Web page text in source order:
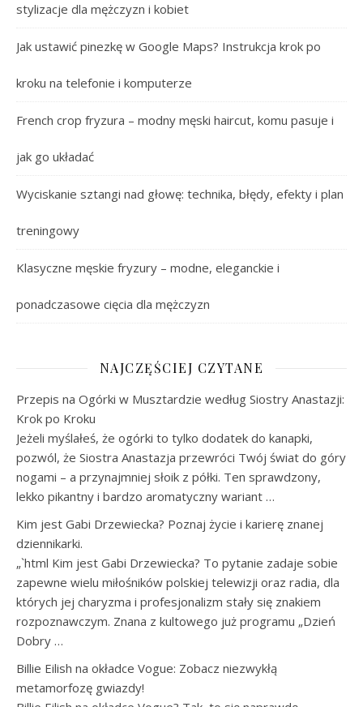
stylizacje dla mężczyzn i kobiet
Jak ustawić pinezkę w Google Maps? Instrukcja krok po
kroku na telefonie i komputerze
French crop fryzura – modny męski haircut, komu pasuje i
jak go układać
Wyciskanie sztangi nad głowę: technika, błędy, efekty i plan
treningowy
Klasyczne męskie fryzury – modne, eleganckie i
ponadczasowe cięcia dla mężczyzn
NAJCZĘŚCIEJ CZYTANE
Przepis na Ogórki w Musztardzie według Siostry Anastazji:
Krok po Kroku
Jeżeli myślałeś, że ogórki to tylko dodatek do kanapki,
pozwól, że Siostra Anastazja przewróci Twój świat do góry
nogami – a przynajmniej słoik z półki. Ten sprawdzony,
lekko pikantny i bardzo aromatyczny wariant …
Kim jest Gabi Drzewiecka? Poznaj życie i karierę znanej
dziennikarki.
„`html Kim jest Gabi Drzewiecka? To pytanie zadaje sobie
zapewne wielu miłośników polskiej telewizji oraz radia, dla
których jej charyzma i profesjonalizm stały się znakiem
rozpoznawczym. Znana z kultowego już programu „Dzień
Dobry …
Billie Eilish na okładce Vogue: Zobacz niezwykłą
metamorfozę gwiazdy!